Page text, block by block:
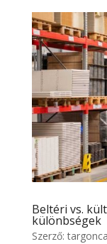
Beltéri vs.
különbségek
Szerző: